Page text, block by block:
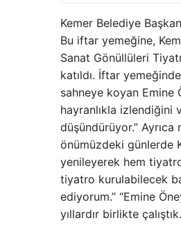
Kemer Belediye
Bu iftar yemeğine,
Sanat Gönüllüleri
katıldı. İftar
sahneye koyan Emine
hayranlıkla izlendiğini
düşündürüyor.”
önümüzdeki günlerde
yenileyerek hem
tiyatro kurulabilecek
ediyorum.” “Emine
yıllardır birlikte